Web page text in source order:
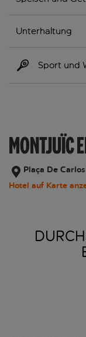
Unterhaltung
Sport und
MONTJUÏC
Plaça De
Hotel auf Karte